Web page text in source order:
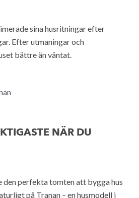
sina husritningar efter
Efter utmaningar och
bättre än väntat.
NÄR DU
den perfekta tomten att bygga hus
på Tranan – en husmodell i